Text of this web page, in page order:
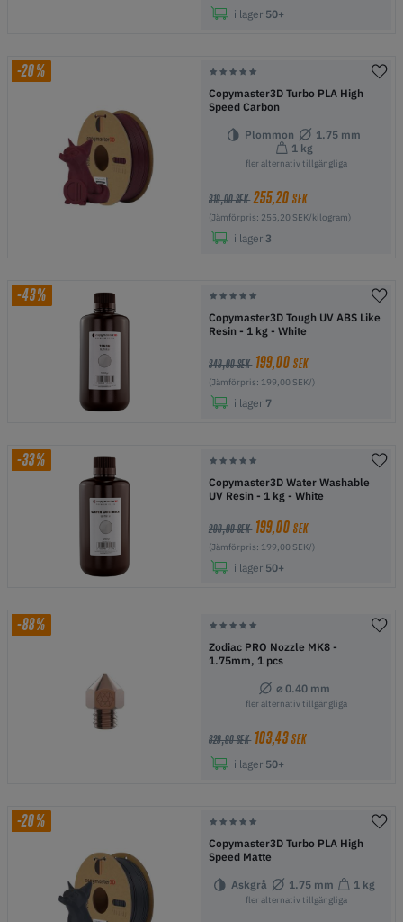
i lager 50+
-20%
Copymaster3D Turbo PLA High
Speed Carbon
Plommon
1.75 mm
1 kg
fler alternativ tillgängliga
319,00 SEK 255,20SEK
(Jämförpris: 255,20 SEK/kilogram)
i lager 3
-43%
Copymaster3D Tough UV ABS Like
Resin - 1 kg - White
349,00 SEK 199,00SEK
(Jämförpris: 199,00 SEK/)
i lager 7
-33%
Copymaster3D Water Washable
UV Resin - 1 kg - White
299,00 SEK 199,00SEK
(Jämförpris: 199,00 SEK/)
i lager 50+
-88%
Zodiac PRO Nozzle MK8 -
1.75mm, 1 pcs
⌀ 0.40 mm
fler alternativ tillgängliga
829,90 SEK 103,43SEK
i lager 50+
-20%
Copymaster3D Turbo PLA High
Speed Matte
Askgrå 1.75 mm 1 kg
fler alternativ tillgängliga